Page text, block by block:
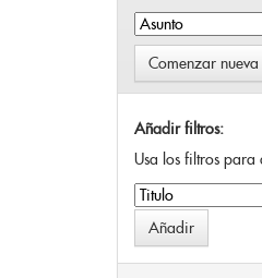
Comenzar
Añadir filtros:
Usa los filtros